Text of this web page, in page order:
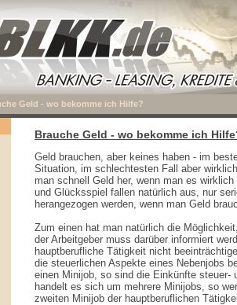
Geld - wo bekomme ich Hilfe?
Brauche Geld - wo bekomme ich
Geld brauchen, aber keines haben - im
Situation, im schlechtesten Fall aber
man schnell Geld her, wenn man es
und Glücksspiel fallen natürlich aus, nur
herangezogen werden, wenn man Geld
Zum einen hat man natürlich die
der Arbeitgeber muss darüber informiert
hauptberufliche Tätigkeit nicht
die steuerlichen Aspekte eines Nebenjobs
einen Minijob, so sind die Einkünfte steuer-
handelt es sich um mehrere Minijobs, so
zweiten Minijob der hauptberuflichen